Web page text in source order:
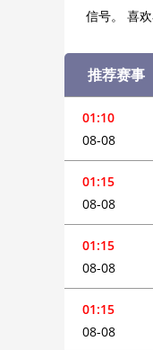
信号。 喜
推荐赛事
01:10
08-08
01:15
08-08
01:15
08-08
01:15
08-08